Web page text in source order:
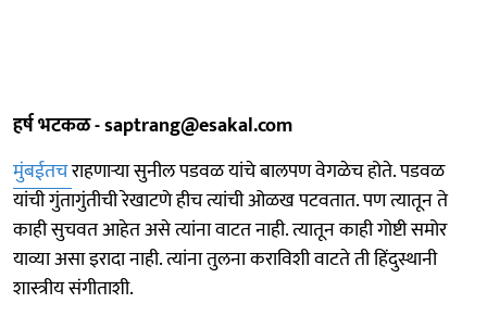
हर्ष भटकळ - saptrang@esakal.com
मुंबईतचराहणाऱ्या सुनील पडवळ यांचे बालपण वेगळेच होते. पडवळ
यांची गुंतागुंतीची रेखाटणे हीच त्यांची ओळख पटवतात. पण त्यातून ते
काही सुचवत आहेत असे त्यांना वाटत नाही. त्यातून काही गोष्टी समोर
याव्या असा इरादा नाही. त्यांना तुलना कराविशी वाटते ती हिंदुस्थानी
शास्त्रीय संगीताशी.